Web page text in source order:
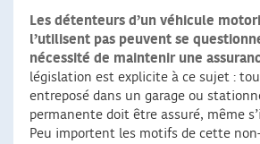
Les détenteurs d’un véhicule
l’utilisent pas peuvent se
nécessité de maintenir une
législation est explicite à ce sujet :
entreposé dans un garage ou
permanente doit être assuré, même
Peu importent les motifs de cette